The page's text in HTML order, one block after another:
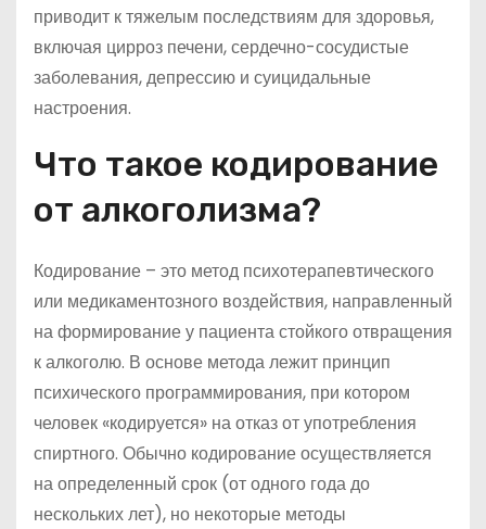
приводит к тяжелым последствиям для здоровья,
включая цирроз печени, сердечно-сосудистые
заболевания, депрессию и суицидальные
настроения.
Что такое кодирование
от алкоголизма?
Кодирование – это метод психотерапевтического
или медикаментозного воздействия, направленный
на формирование у пациента стойкого отвращения
к алкоголю. В основе метода лежит принцип
психического программирования, при котором
человек «кодируется» на отказ от употребления
спиртного. Обычно кодирование осуществляется
на определенный срок (от одного года до
нескольких лет), но некоторые методы